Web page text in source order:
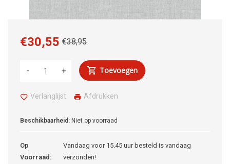
€38,95
€30,55
+
- Toevoegen
Verlanglijst Afdrukken
Beschikbaarheid: Niet op voorraad
Op
Voorraad:
Vandaag voor 15.45 uur besteld is vandaag
verzonden!